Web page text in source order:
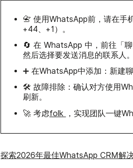
📇 使用WhatsApp前，请在手
+44、+1）。
🔄 在 WhatsApp 中，前往「
然后选择要发送消息的联系人。
➕ 在WhatsApp中添加：新建
🛠️ 故障排除：确认对方使用
刷新。
🚀 考虑folk ，实现团队一键
探索2026年最佳WhatsApp CRM解